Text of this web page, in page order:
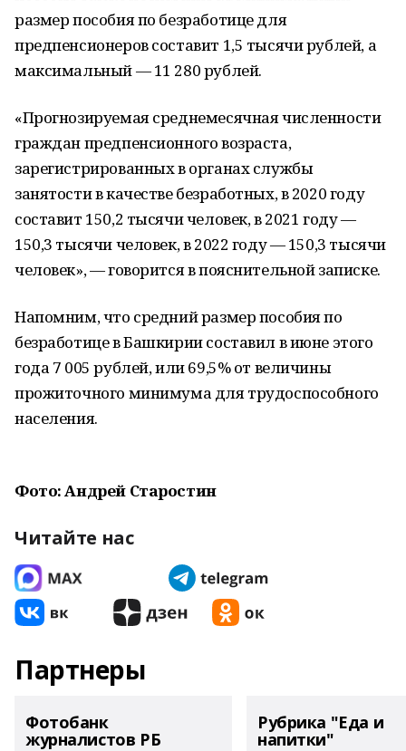
размер пособия по безработице для
предпенсионеров составит 1,5 тысячи рублей, а
максимальный — 11 280 рублей.
«Прогнозируемая среднемесячная численности
граждан предпенсионного возраста,
зарегистрированных в органах службы
занятости в качестве безработных, в 2020 году
составит 150,2 тысячи человек, в 2021 году —
150,3 тысячи человек, в 2022 году — 150,3 тысячи
человек», — говорится в пояснительной записке.
Напомним, что средний размер пособия по
безработице в Башкирии составил в июне этого
года 7 005 рублей, или 69,5% от величины
прожиточного минимума для трудоспособного
населения.
Фото: Андрей Старостин
Читайте нас
Партнеры
Фотобанк
журналистов РБ
Рубрика "Еда и
напитки"